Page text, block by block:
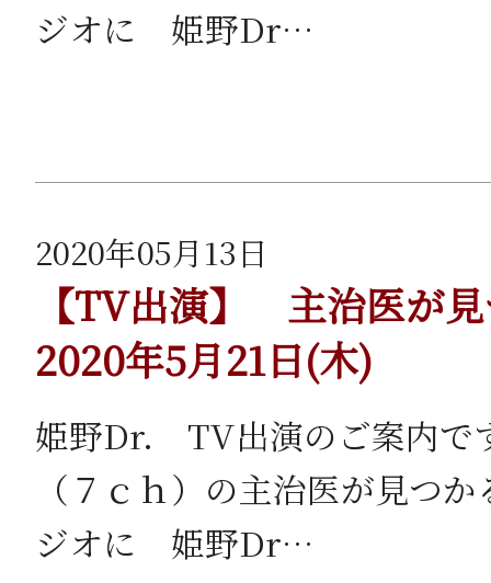
ジオに 姫野Dr…
2020年05月13日
【TV出演】 主治医が
2020年5月21日(木)
姫野Dr. TV出演のご案内
（７ｃｈ）の主治医が見つ
ジオに 姫野Dr…